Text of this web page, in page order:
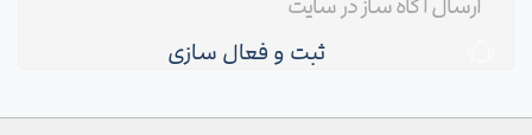
ثبت و فعال سازی